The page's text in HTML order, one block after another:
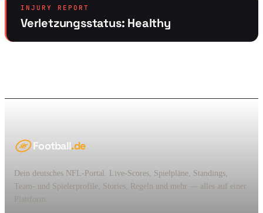
INJURY REPORT
Verletzungsstatus: Healthy
Football.de
Dein deutsches NFL-Portal. Live-Scores, Spielpläne, Standings,
Team- und Spielerprofile, Stories, Regeln und mehr — alles auf einer
Plattform.